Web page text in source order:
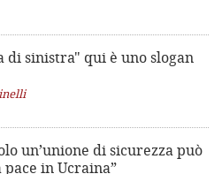
di sinistra" qui è uno slogan
un’unione di sicurezza può
in Ucraina”